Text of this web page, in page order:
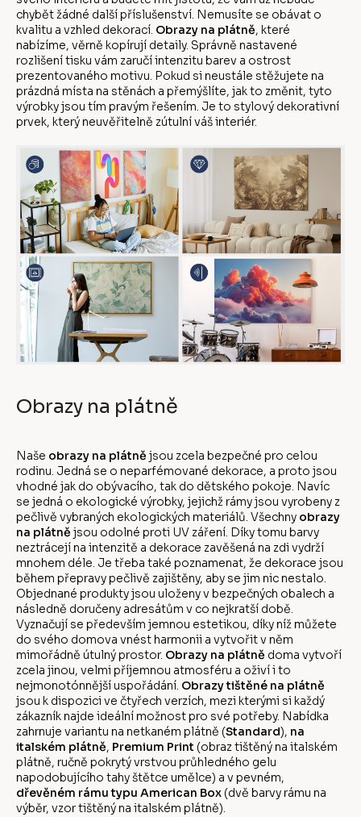
chybět žádné další příslušenství. Nemusíte se obávat o
kvalitu a vzhled dekorací. Obrazy na plátně, které
nabízíme, věrně kopírují detaily. Správně nastavené
rozlišení tisku vám zaručí intenzitu barev a ostrost
prezentovaného motivu. Pokud si neustále stěžujete na
prázdná místa na stěnách a přemýšlíte, jak to změnit, tyto
výrobky jsou tím pravým řešením. Je to stylový dekorativní
prvek, který neuvěřitelně zútulní váš interiér.
Obrazy na plátně
Naše obrazy na plátně jsou zcela bezpečné pro celou
rodinu. Jedná se o neparfémované dekorace, a proto jsou
vhodné jak do obývacího, tak do dětského pokoje. Navíc
se jedná o ekologické výrobky, jejichž rámy jsou vyrobeny z
pečlivě vybraných ekologických materiálů. Všechny obrazy
na plátně jsou odolné proti UV záření. Díky tomu barvy
neztrácejí na intenzitě a dekorace zavěšená na zdi vydrží
mnohem déle. Je třeba také poznamenat, že dekorace jsou
během přepravy pečlivě zajištěny, aby se jim nic nestalo.
Objednané produkty jsou uloženy v bezpečných obalech a
následně doručeny adresátům v co nejkratší době.
Vyznačují se především jemnou estetikou, díky níž můžete
do svého domova vnést harmonii a vytvořit v něm
mimořádně útulný prostor. Obrazy na plátně doma vytvoří
zcela jinou, velmi příjemnou atmosféru a oživí i to
nejmonotónnější uspořádání. Obrazy tištěné na plátně
jsou k dispozici ve čtyřech verzích, mezi kterými si každý
zákazník najde ideální možnost pro své potřeby. Nabídka
zahrnuje variantu na netkaném plátně (Standard), na
italském plátně, Premium Print (obraz tištěný na italském
plátně, ručně pokrytý vrstvou průhledného gelu
napodobujícího tahy štětce umělce) a v pevném,
dřevěném rámu typu American Box (dvě barvy rámu na
výběr, vzor tištěný na italském plátně).